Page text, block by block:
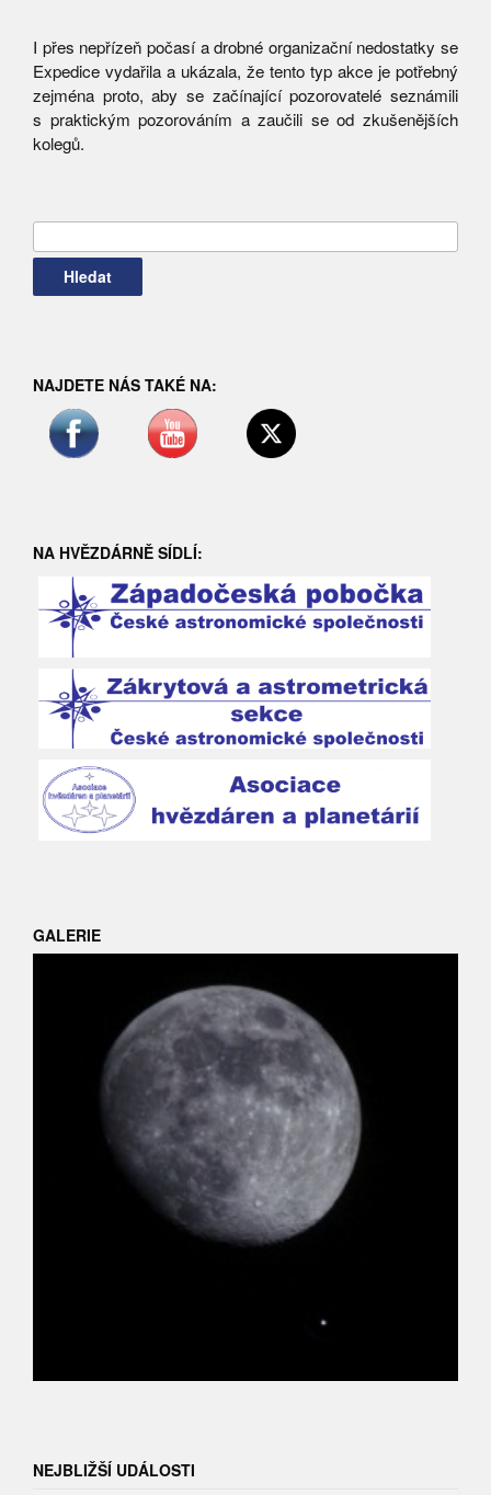
I přes nepřízeň počasí a drobné organizační nedostatky se
Expedice vydařila a ukázala, že tento typ akce je potřebný
zejména proto, aby se začínající pozorovatelé seznámili
s praktickým pozorováním a zaučili se od zkušenějších
kolegů.
NAJDETE NÁS TAKÉ NA:
NA HVĚZDÁRNĚ SÍDLÍ:
GALERIE
NEJBLIŽŠÍ UDÁLOSTI